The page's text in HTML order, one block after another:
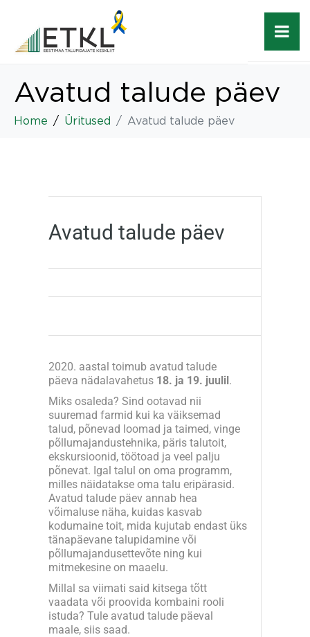
Avatud talude päev
Home Üritused Avatud talude päev
Avatud talude päev
2020. aastal toimub avatud talude
päeva nädalavahetus 18. ja 19. juulil.
Miks osaleda? Sind ootavad nii
suuremad farmid kui ka väiksemad
talud, põnevad loomad ja taimed, vinge
põllumajandustehnika, päris talutoit,
ekskursioonid, töötoad ja veel palju
põnevat. Igal talul on oma programm,
milles näidatakse oma talu eripärasid.
Avatud talude päev annab hea
võimaluse näha, kuidas kasvab
kodumaine toit, mida kujutab endast üks
tänapäevane talupidamine või
põllumajandusettevõte ning kui
mitmekesine on maaelu.
Millal sa viimati said kitsega tõtt
vaadata või proovida kombaini rooli
istuda? Tule avatud talude päeval
maale, siis saad.